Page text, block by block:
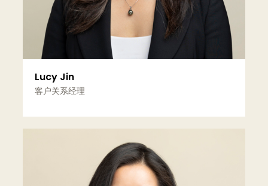
Lucy Jin
客户关系经理
更多信息